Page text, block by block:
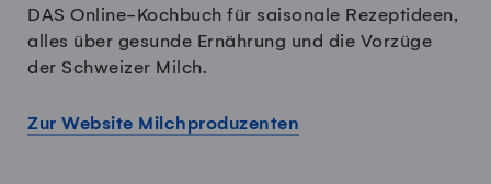
DAS Online-Kochbuch für saisonale Rezeptideen,
alles über gesunde Ernährung und die Vorzüge
der Schweizer Milch.
Zur Website Milchproduzenten